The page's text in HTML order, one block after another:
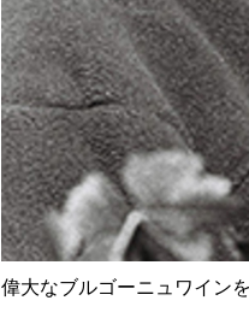
偉大なブルゴーニュワイン